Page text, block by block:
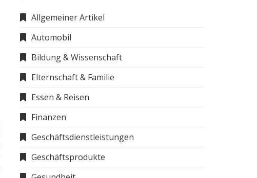
Allgemeiner Artikel
Automobil
Bildung & Wissenschaft
Elternschaft & Familie
Essen & Reisen
Finanzen
Geschäftsdienstleistungen
Geschäftsprodukte